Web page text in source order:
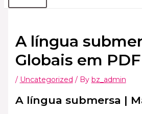
A língua
Globais em PDF
/ Uncategorized / By bz_admin
A língua submersa |